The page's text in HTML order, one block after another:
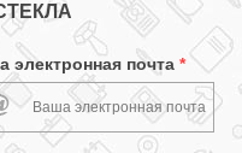
электронная почта *